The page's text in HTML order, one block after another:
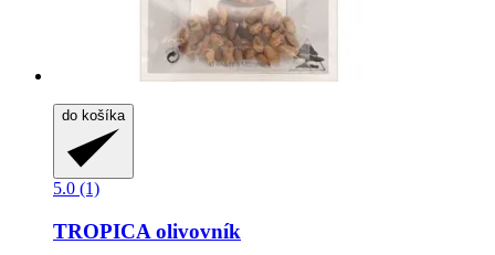
do košíka
5.0 (1)
TROPICA olivovník